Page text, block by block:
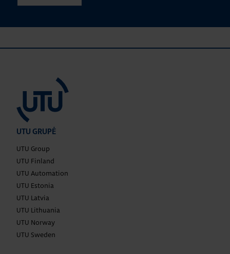
UTU GRUPĖ
UTU Group
UTU Finland
UTU Automation
UTU Estonia
UTU Latvia
UTU Lithuania
UTU Norway
UTU Sweden